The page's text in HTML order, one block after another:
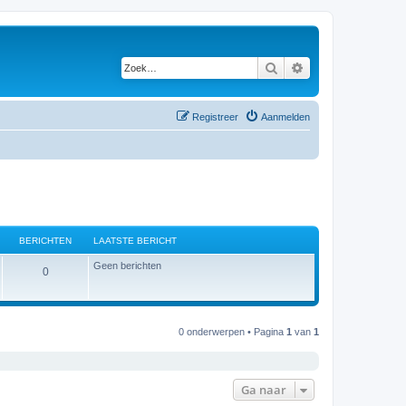
Zoek
Aanmelden
Registreer
BERICHTEN LAATSTE BERICHT
0B
Geen berichten
0 onderwerpen • Pagina 1 van 1
Ga naar